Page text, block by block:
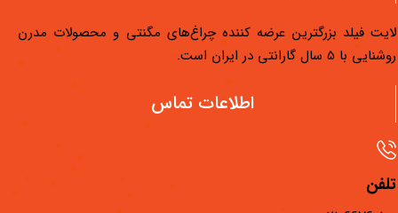
لایت فیلد بزرگترین عرضه کننده چراغ‌های مگنتی و محصولات مدرن
روشنایی با 5 سال گارانتی در ایران است.
اطلاعات تماس
تلفن
فیلم‌های آموزشی